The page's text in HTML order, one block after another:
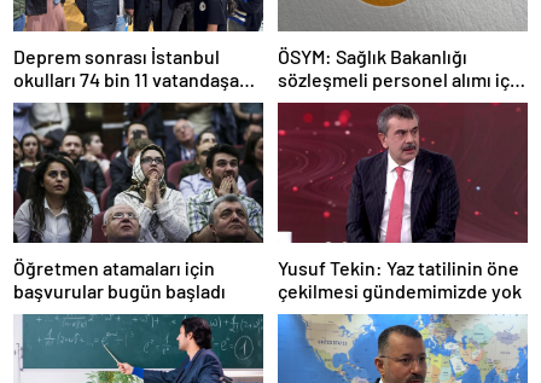
Deprem sonrası İstanbul
okulları 74 bin 11 vatandaşa
kapısını açtı
ÖSYM: Sağlık Bakanlığı
sözleşmeli personel alımı için
tercihler başladı
Öğretmen atamaları için
başvurular bugün başladı
Yusuf Tekin: Yaz tatilinin öne
çekilmesi gündemimizde yok